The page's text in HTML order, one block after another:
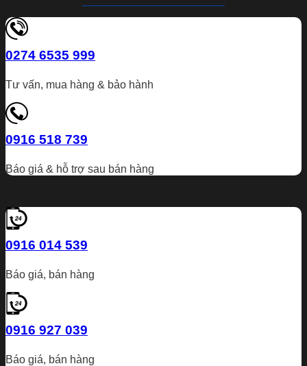
0274 6535 999
Tư vấn, mua hàng & bảo hành
0916 518 739
Báo giá & hỗ trợ sau bán hàng
0916 014 539
Báo giá, bán hàng
0916 927 039
Báo giá, bán hàng